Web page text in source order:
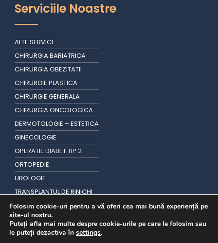
Serviciile Noastre
ALTE SERVICI
CHIRURGIA BARIATRICA
CHIRURGIA OBEZITATII
CHIRURGIE PLASTICA
CHIRURGIE GENERALA
CHIRURGIA ONCOLOGICA
DERMOTOLOGIE – ESTETICA
GINECOLOGIE
OPERATIE DIABET TIP 2
ORTOPEDIE
UROLOGIE
TRANSPLANTUL DE RINICHI
TRANSPLANT DE PAR
Folosim cookie-uri pentru a vă oferi cea mai bună experiență pe
site-ul nostru.
Puteți afla mai multe despre cookie-urile pe care le folosim sau
le puteți dezactiva în settings.